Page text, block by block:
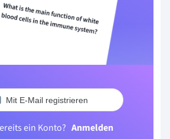
Mit E-Mail registrieren
ein Konto? Anmelden